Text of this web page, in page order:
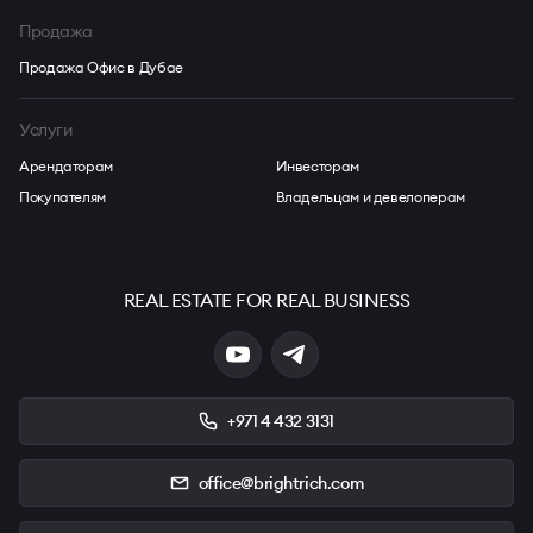
Продажа
Продажа Офис в Дубае
Услуги
Арендаторам
Покупателям
Инвесторам
Владельцам и девелоперам
REAL ESTATE FOR REAL BUSINESS
+971 4 432 3131
office@brightrich.com